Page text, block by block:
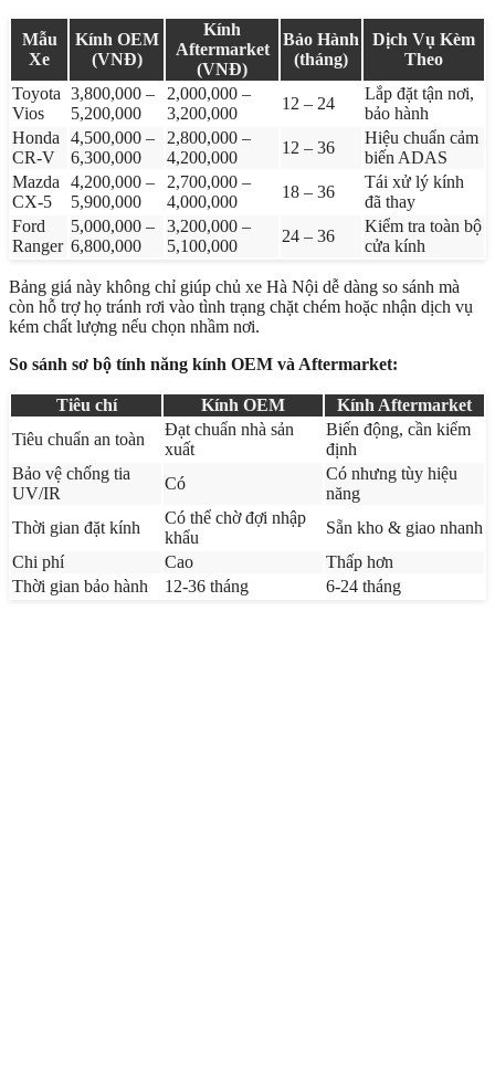
Mẫu
Xe
Kính OEM
(VNĐ)
Kính
Aftermarket
(VNĐ)
Bảo Hành
(tháng)
Dịch Vụ Kèm
Theo
Toyota
Vios
3,800,000 –
5,200,000
2,000,000 –
3,200,000
12 – 24
Lắp đặt tận nơi,
bảo hành
Honda
CR-V
4,500,000 –
6,300,000
2,800,000 –
4,200,000
12 – 36
Hiệu chuẩn cảm
biến ADAS
Mazda
CX-5
4,200,000 –
5,900,000
2,700,000 –
4,000,000
18 – 36
Tái xử lý kính
đã thay
Ford
Ranger
5,000,000 –
6,800,000
3,200,000 –
5,100,000
24 – 36
Kiểm tra toàn bộ
cửa kính
Bảng giá này không chỉ giúp chủ xe Hà Nội dễ dàng so sánh mà
còn hỗ trợ họ tránh rơi vào tình trạng chặt chém hoặc nhận dịch vụ
kém chất lượng nếu chọn nhầm nơi.
So sánh sơ bộ tính năng kính OEM và Aftermarket:
Tiêu chí Kính OEM
Kính Aftermarket
Tiêu chuẩn an toàn
Đạt chuẩn nhà sản
xuất
Biến động, cần kiểm
định
Bảo vệ chống tia
UV/IR
Có
Có nhưng tùy hiệu
năng
Thời gian đặt kính
Có thể chờ đợi nhập
khẩu
Sẵn kho & giao nhanh
Chi phí
Cao
Thấp hơn
Thời gian bảo hành
12-36 tháng 6-24 tháng